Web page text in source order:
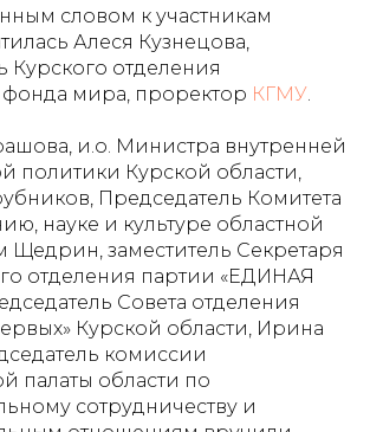
словом к участникам
Алеся Кузнецова,
Курского отделения
фонда мира, проректор КГМУ.
и.о. Министра внутренней
политики Курской области,
Председатель Комитета
науке и культуре областной
заместитель Секретаря
отделения партии «ЕДИНАЯ
Совета отделения
Курской области, Ирина
комиссии
палаты области по
сотрудничеству и